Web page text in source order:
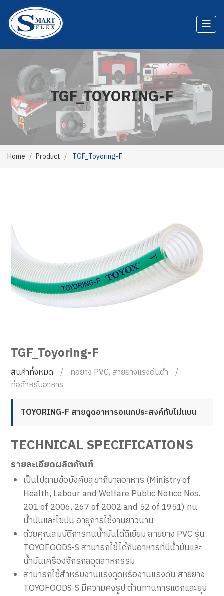
TGF_TOYORING-F
Home Product TGF_Toyoring-F
TGF_Toyoring-F
สินค้าทั้งหมด
ท่อยาง PVC, สายยางแรงดันต่ำ
ท่อสำหรับอาหาร
TOYORING-F สายดูดอาหารอเนกประสงค์ทับไม่แบน
TECHNICAL SPECIFICATIONS
รายละเอียดผลิตภัณฑ์
เป็นไปตามข้อบังคับสุขาภิบาลอาหาร (Ministry of
Health, Labour and Welfare Public Notice Nos.
201 of 2006, 267 of 2002 and 52 of 1951) ทน
น้ำมันและไขมัน อายุการใช้งานยาวนาน
ด้วยคุณสมบัติการทนน้ำมันได้ดีเยี่ยม สายยาง PVC รุ่น
TOYOFOODS-S สามารถใช้ได้กับอาหารที่มีน้ำมันและ
น้ำมันเครื่องจักรกลอุตสาหกรรม
สามารถใช้สำหรับงานแรงดูดหรืองานแรงดัน สายยาง
TOYOFOODS-S มีความคงรูป ต้านทานการแตกและยุบ